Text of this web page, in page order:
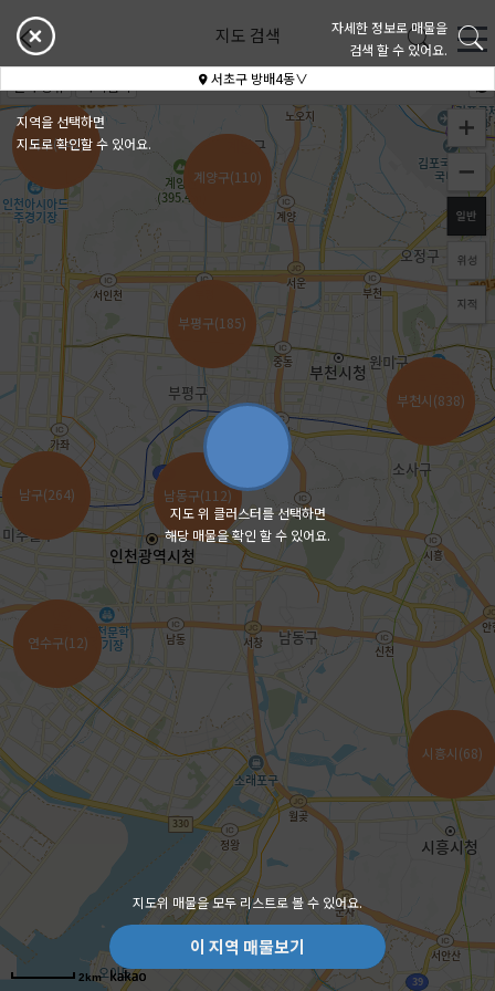
자세한 정보로 매물을
검색 할 수 있어요.
서초구 방배4동∨
지역을 선택하면
지도로 확인할 수 있어요.
지도 위 클러스터를 선택하면
해당 매물을 확인 할 수 있어요.
지도위 매물을 모두 리스트로 볼 수 있어요.
이 지역 매물보기
지도 검색
빌라 종류 가격검색
부천시(838)
시흥시(68)
계양구(110)
남구(264) 남동구(112)
부평구(185)
서구(242)
연수구(12)
부천시(838)
시흥시(68)
계양구(110)
남구(264) 남동구(112)
부평구(185)
서구(242)
연수구(12)
2km
이 지역 매물보기